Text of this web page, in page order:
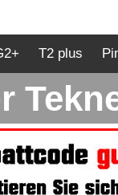
T2 plus